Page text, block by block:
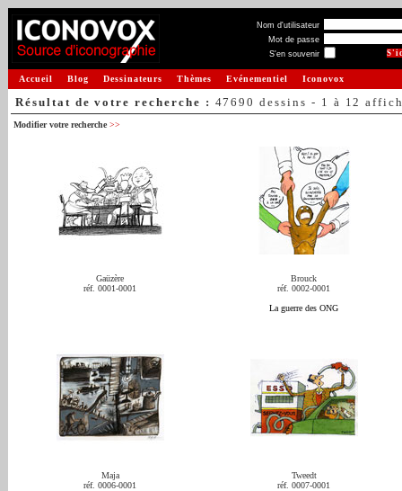
Nom d'utilisateur
Mot de passe
S'en souvenir
Accueil Blog Dessinateurs Thèmes Evénementiel Iconovox
Résultat de votre recherche : 47690 dessins - 1 à 12
Modifier votre recherche >>
Gaüzère
réf. 0001-0001
Brouck
réf. 0002-0001
La guerre des ONG
Maja
réf. 0006-0001
Tweedt
réf. 0007-0001